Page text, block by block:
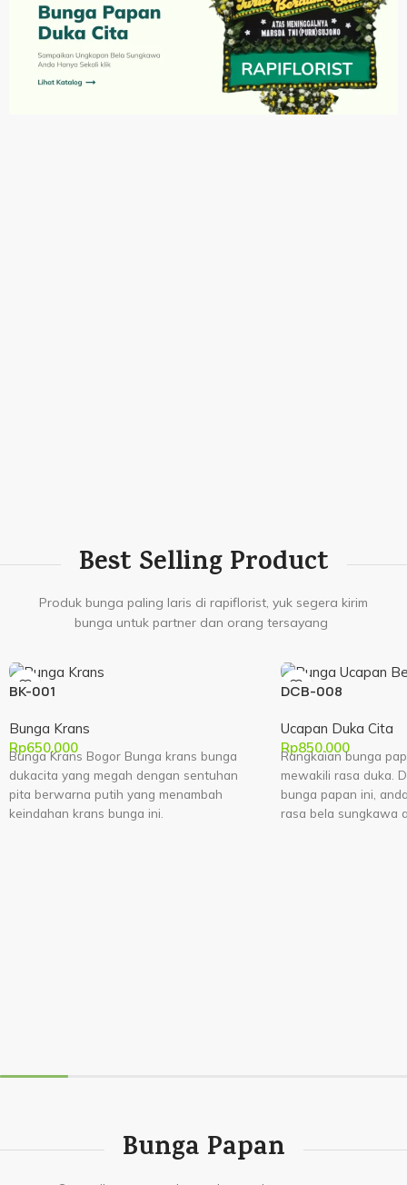
Best Selling Product
Produk bunga paling laris di rapiflorist, yuk segera kirim
bunga untuk partner dan orang tersayang
BK-001
Bunga Krans
Rp650.000
Bunga Krans Bogor Bunga krans bunga
dukacita yang megah dengan sentuhan
pita berwarna putih yang menambah
keindahan krans bunga ini.
DCB-008
Ucapan Duka Cita
Rp850.000
Rangkaian bunga
mewakili rasa duka.
bunga papan ini,
rasa bela sungkawa
Bunga Papan